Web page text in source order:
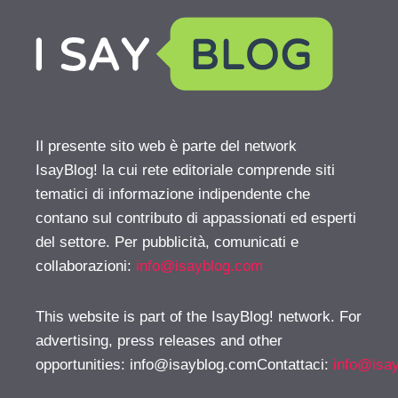
Il presente sito web è parte del network
IsayBlog! la cui rete editoriale comprende siti
tematici di informazione indipendente che
contano sul contributo di appassionati ed esperti
del settore. Per pubblicità, comunicati e
collaborazioni: info@isayblog.com
This website is part of the IsayBlog! network. For
advertising, press releases and other
opportunities: info@isayblog.comContattaci: